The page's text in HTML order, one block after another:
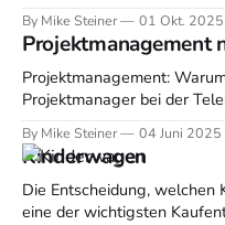
By Mike Steiner 01 Okt. 2025
Projektmanagement
Projektmanagement: Warum
Projektmanager bei der
Projektmanagement nach
besonderen Stellenwert
By Mike Steiner 04 Juni 2025
Kinderwagen
Die Entscheidung,
eine der wichtigsten